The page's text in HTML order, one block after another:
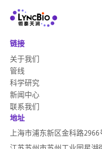
链接
关于我们
管线
科学研究
新闻中心
联系我们
地址
上海市浦东新区金科路